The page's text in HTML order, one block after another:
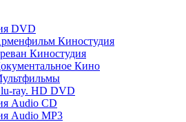
DVD
Киностудия
Киностудия
Кино
ray. HD DVD
Audio CD
Audio MP3